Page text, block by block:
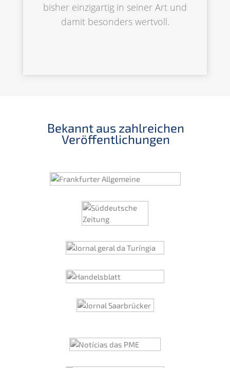
bisher einzig­ar­tig in seiner Art und
damit beson­ders wertvoll.
Bekannt aus zahlrei­chen
Veröffentlichungen